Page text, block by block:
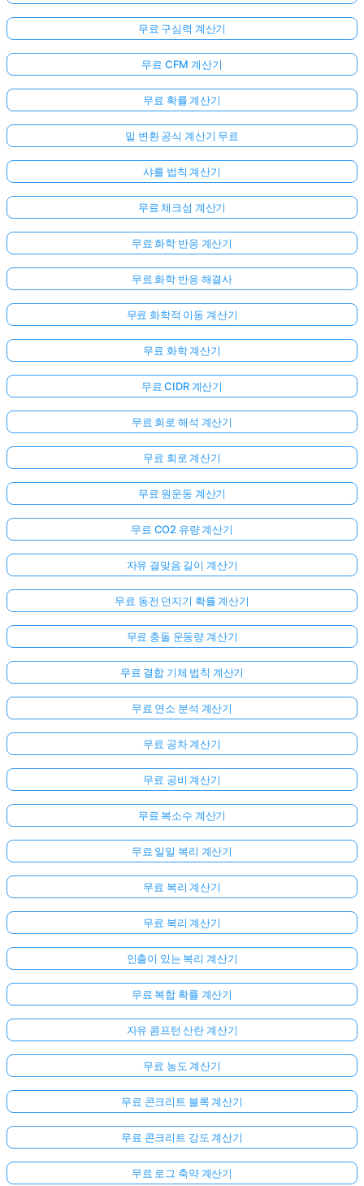
무료 구심력 계산기
무료 CFM 계산기
무료 확률 계산기
밑 변환 공식 계산기 무료
샤를 법칙 계산기
무료 체크섬 계산기
무료 화학 반응 계산기
무료 화학 반응 해결사
무료 화학적 이동 계산기
무료 화학 계산기
무료 CIDR 계산기
무료 회로 해석 계산기
무료 회로 계산기
무료 원운동 계산기
무료 CO2 유량 계산기
자유 결맞음 길이 계산기
무료 동전 던지기 확률 계산기
무료 충돌 운동량 계산기
무료 결합 기체 법칙 계산기
무료 연소 분석 계산기
무료 공차 계산기
무료 공비 계산기
무료 복소수 계산기
무료 일일 복리 계산기
무료 복리 계산기
무료 복리 계산기
인출이 있는 복리 계산기
무료 복합 확률 계산기
자유 콤프턴 산란 계산기
무료 농도 계산기
무료 콘크리트 블록 계산기
무료 콘크리트 강도 계산기
무료 로그 축약 계산기